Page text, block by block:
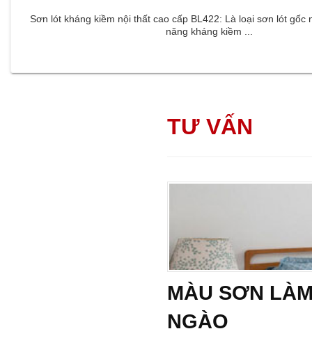
Sơn lót kháng kiềm nội thất cao cấp BL422: Là loại sơn lót gốc
năng kháng kiềm ...
TƯ VẤN
MÀU SƠN
NGÀO